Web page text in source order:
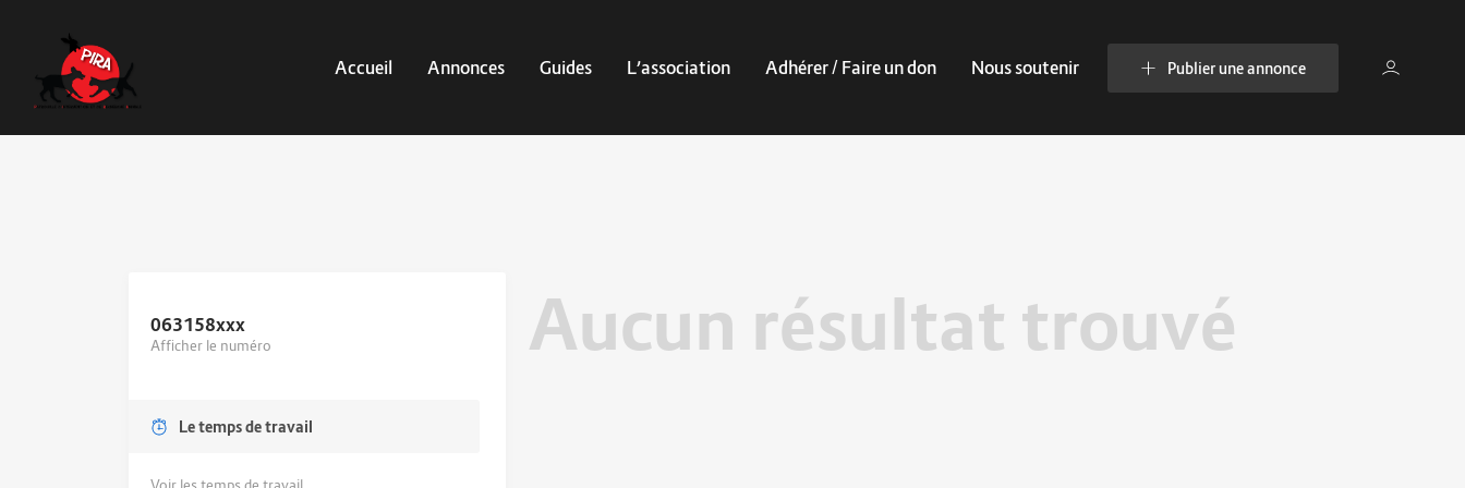
Accueil Annonces Guides L’association Adhérer / Faire un don Nous soutenir Publier une annonce
063158xxx
Afficher le numéro
Le temps de travail
Aucun résultat trouvé